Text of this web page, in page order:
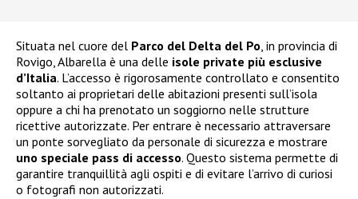
Situata nel cuore del Parco del Delta del Po, in provincia di
Rovigo, Albarella è una delle isole private più esclusive
d’Italia. L’accesso è rigorosamente controllato e consentito
soltanto ai proprietari delle abitazioni presenti sull’isola
oppure a chi ha prenotato un soggiorno nelle strutture
ricettive autorizzate. Per entrare è necessario attraversare
un ponte sorvegliato da personale di sicurezza e mostrare
uno speciale pass di accesso. Questo sistema permette di
garantire tranquillità agli ospiti e di evitare l’arrivo di curiosi
o fotografi non autorizzati.